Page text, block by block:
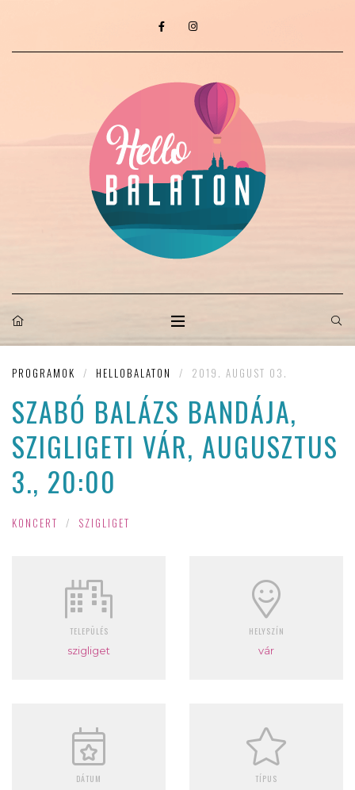
PROGRAMOK / HELLOBALATON / 2019. AUGUST 03.
SZABÓ BALÁZS BANDÁJA,
SZIGLIGETI VÁR, AUGUSZTUS
3., 20:00
KONCERT / SZIGLIGET
TELEPÜLÉS
szigliget
HELYSZÍN
vár
DÁTUM TÍPUS